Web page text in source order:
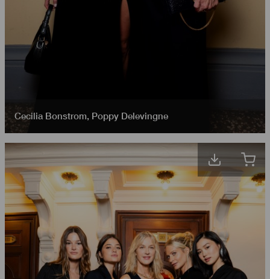
Cecilia Bonstrom, Poppy Delevingne